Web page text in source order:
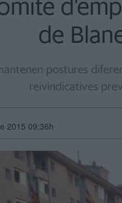
de
postures
reivindicatives
2015 09:36h